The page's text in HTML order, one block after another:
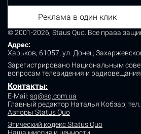
© 2001-2026, Staus Quo. Все права
Адрес:
Харьков, 61057, ул. Донец-
Зарегистрировано Национальным
вопросам телевидения и радиовещания.
Контакты:
E-Mail: sq@sq.com.ua
Главный редактор Наталья Кобзар,
Авторы Status Quo
Этический кодекс Status Quo
Наша миссия и ценности
Реклама в один клик